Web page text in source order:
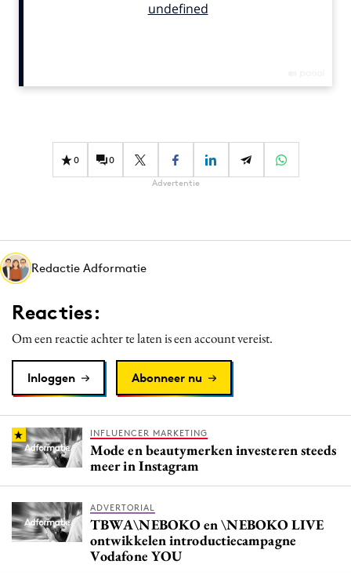
Design
Diversiteit
Effectiviteit
Martech
Media
Merkstrategie
Purpose Marketing
Reputatie & crisis
0 0
Advertentie
Redactie Adformatie
Reacties:
Om een reactie achter te laten is een account vereist.
Inloggen Abonneer nu
INFLUENCER MARKETING
Mode en beautymerken investeren steeds
meer in Instagram
ADVERTORIAL
TBWA\NEBOKO en \NEBOKO LIVE
ontwikkelen introductiecampagne
Vodafone YOU